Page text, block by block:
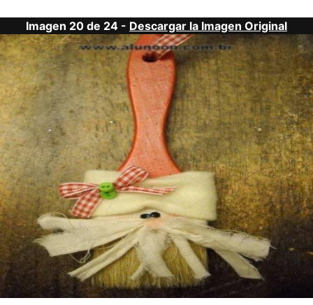
Imagen 20 de 24 - Descargar la Imagen Original